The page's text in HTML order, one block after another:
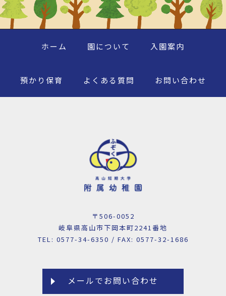
ホーム 園について 入園案内
預かり保育 よくある質問 お問い合わせ
〒506-0052
岐阜県高山市下岡本町2241番地
TEL: 0577-34-6350 / FAX: 0577-32-1686
メールでお問い合わせ